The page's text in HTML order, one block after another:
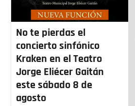
No te pierdas el
concierto sinfónico
Kraken en el Teatro
Jorge Eliécer Gaitán
este sábado 8 de
agosto